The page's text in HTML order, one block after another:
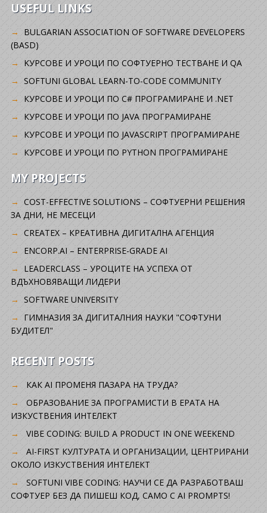
USEFUL LINKS
BULGARIAN ASSOCIATION OF SOFTWARE DEVELOPERS
(BASD)
KУРСОВЕ И УРОЦИ ПО СОФТУЕРНО ТЕСТВАНЕ И QA
SOFTUNI GLOBAL LEARN-TO-CODE COMMUNITY
КУРСОВЕ И УРОЦИ ПО C# ПРОГРАМИРАНЕ И .NET
КУРСОВЕ И УРОЦИ ПО JAVA ПРОГРАМИРАНЕ
КУРСОВЕ И УРОЦИ ПО JAVASCRIPT ПРОГРАМИРАНЕ
КУРСОВЕ И УРОЦИ ПО PYTHON ПРОГРАМИРАНЕ
MY PROJECTS
COST-EFFECTIVE SOLUTIONS – СОФТУЕРНИ РЕШЕНИЯ
ЗА ДНИ, НЕ МЕСЕЦИ
CREATEX – КРЕАТИВНА ДИГИТАЛНА АГЕНЦИЯ
ENCORP.AI – ENTERPRISE-GRADE AI
LEADERCLASS – УРОЦИТЕ НА УСПЕХА ОТ
ВДЪХНОВЯВАЩИ ЛИДЕРИ
SOFTWARE UNIVERSITY
ГИМНАЗИЯ ЗА ДИГИТАЛНИЯ НАУКИ "СОФТУНИ
БУДИТЕЛ"
RECENT POSTS
КАК AI ПРОМЕНЯ ПАЗАРА НА ТРУДА?
ОБРАЗОВАНИЕ ЗА ПРОГРАМИСТИ В ЕРАТА НА
ИЗКУСТВЕНИЯ ИНТЕЛЕКТ
VIBE CODING: BUILD A PRODUCT IN ONE WEEKEND
AI-FIRST КУЛТУРАТА И ОРГАНИЗАЦИИ, ЦЕНТРИРАНИ
ОКОЛО ИЗКУСТВЕНИЯ ИНТЕЛЕКТ
SOFTUNI VIBE CODING: НАУЧИ СЕ ДА РАЗРАБОТВАШ
СОФТУЕР БЕЗ ДА ПИШЕШ КОД, САМО С AI PROMPTS!